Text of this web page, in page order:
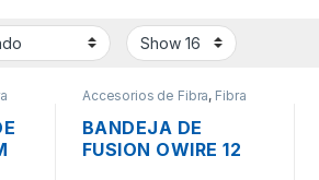
Accesorios de Fibra, Fibra
BANDEJA DE
FUSION OWIRE 12